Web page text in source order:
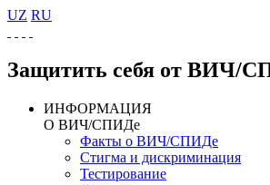
UZ RU
Защитить себя от ВИЧ/
ИНФОРМАЦИЯ
О ВИЧ/СПИДе
Факты о ВИЧ/СПИДе
Стигма и дискриминация
Тестирование